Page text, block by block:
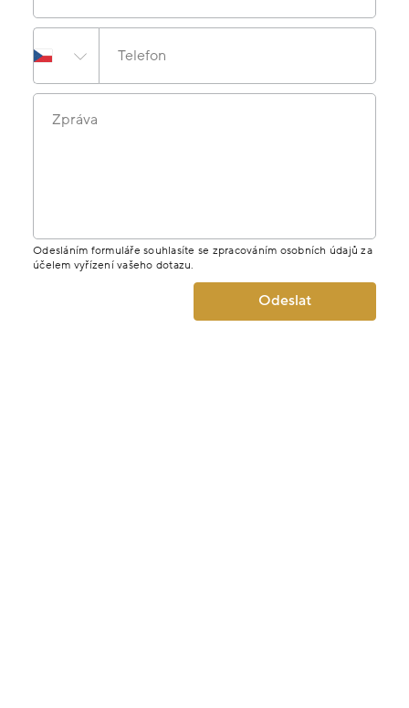
Telefon
Zpráva
Odesláním formuláře souhlasíte se zpracováním osobních údajů za
účelem vyřízení vašeho dotazu.
Odeslat